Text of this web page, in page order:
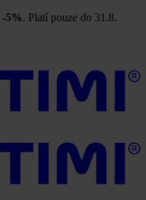
-5%. Platí pouze do 31.8.